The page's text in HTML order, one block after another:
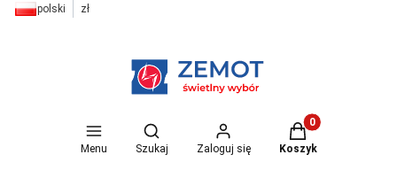
polski zł
Menu
Otwórz wyszukiwarkę
Szukaj Zaloguj się
Produkty w
Koszyk